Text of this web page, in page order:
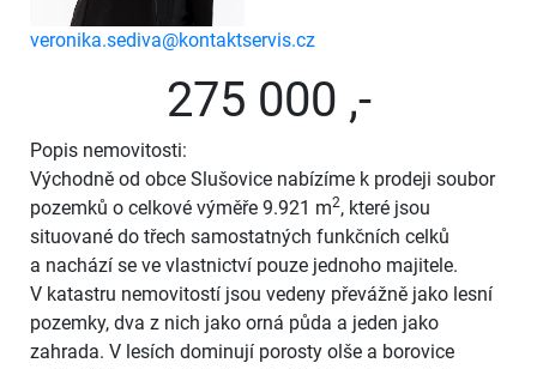
veronika.sediva@kontaktservis.cz
275 000 ,-
Popis nemovitosti:
Východně od obce Slušovice nabízíme k prodeji soubor
pozemků o celkové výměře 9.921 m2, které jsou
situované do třech samostatných funkčních celků
a nachází se ve vlastnictví pouze jednoho majitele.
V katastru nemovitostí jsou vedeny převážně jako lesní
pozemky, dva z nich jako orná půda a jeden jako
zahrada. V lesích dominují porosty olše a borovice